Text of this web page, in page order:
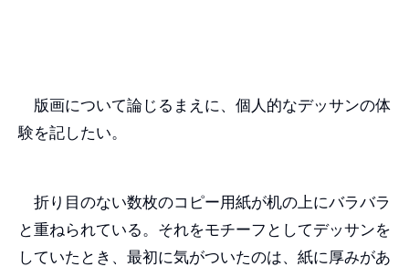
版画について論じるまえに、個人的なデッサンの体
験を記したい。
折り目のない数枚のコピー用紙が机の上にバラバラ
と重ねられている。それをモチーフとしてデッサンを
していたとき、最初に気がついたのは、紙に厚みがあ